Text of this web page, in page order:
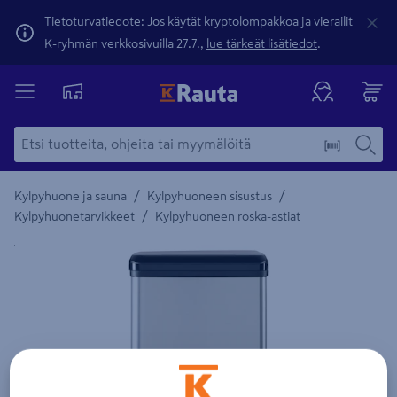
Tietoturvatiedote: Jos käytät kryptolompakkoa ja vierailit
K-ryhmän verkkosivuilla 27.7., lue tärkeät lisätiedot.
Kylpyhuone ja sauna / Kylpyhuoneen sisustus /
Kylpyhuonetarvikkeet / Kylpyhuoneen roska-astiat
Yksityiskohtainen kuvaus löytyy Tuotteen kuvaus -